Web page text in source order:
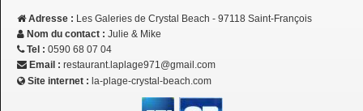
Adresse : Les Galeries de Crystal Beach - 97118 Saint-François
Nom du contact : Julie & Mike
Tel : 0590 68 07 04
Email : restaurant.laplage971@gmail.com
Site internet : la-plage-crystal-beach.com